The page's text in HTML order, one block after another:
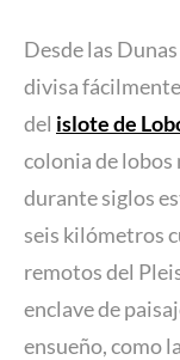
Desde las
divisa
del islote de
colonia de
durante siglos
seis kilómetros
remotos del
enclave de
ensueño, como